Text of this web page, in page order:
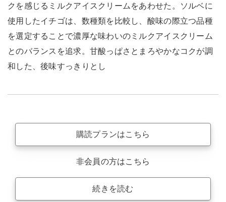
クを感じるミルクアイスクリームをあわせた。ソルベに
使用したイチゴは、数種類を比較し、酸味の際立つ品種
を選定することで濃厚な味わいのミルクアイスクリーム
とのバランスを追求。甘酸っぱさとまろやかなコクが調
和した、後味すっきりとし
購読プランはこちら
非会員の方はこちら
続きを読む